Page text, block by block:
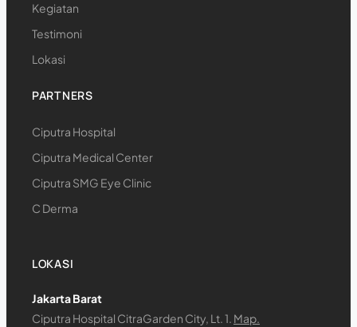
Kegiatan
Testimoni
Lokasi
PARTNERS
Ciputra Hospital
Ciputra Medical Center
Ciputra SMG Eye Clinic
C Derma
LOKASI
Jakarta Barat
Ciputra Hospital CitraGarden City, Lt. 1. Map.